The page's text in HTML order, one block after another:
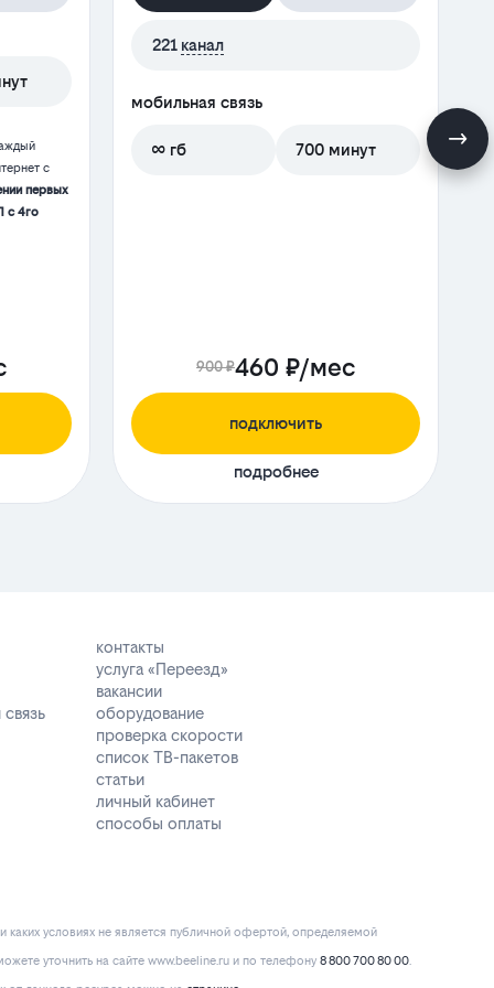
с
первых
с 4го
221 канал
мобильная связь
∞ гб 700 минут
900 ₽460 ₽/мес
подключить
подробнее
контакты
услуга «Переезд»
вакансии
оборудование
проверка скорости
список ТВ-пакетов
статьи
личный кабинет
способы оплаты
условиях не является публичной офертой, определяемой
уточнить на сайте www.beeline.ru и по телефону 8 800 700 80 00.